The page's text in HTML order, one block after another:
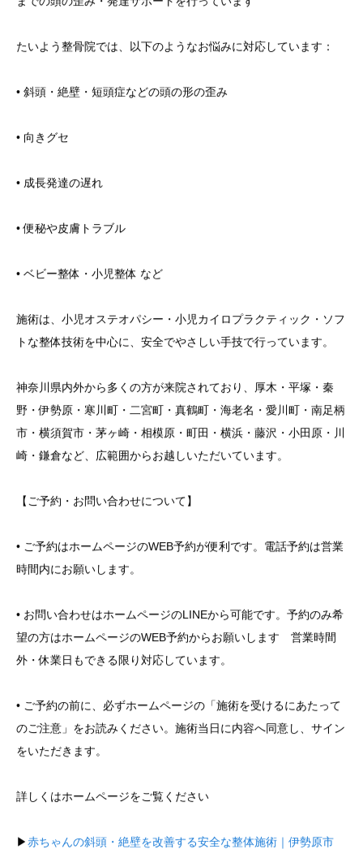
たいよう整骨院では、以下のようなお悩みに対応しています：
• 斜頭・絶壁・短頭症などの頭の形の歪み
• 向きグセ
• 成長発達の遅れ
• 便秘や皮膚トラブル
• ベビー整体・小児整体 など
施術は、小児オステオパシー・小児カイロプラクティック・ソフ
トな整体技術を中心に、安全でやさしい手技で行っています。
神奈川県内外から多くの方が来院されており、厚木・平塚・秦
野・伊勢原・寒川町・二宮町・真鶴町・海老名・愛川町・南足柄
市・横須賀市・茅ヶ崎・相模原・町田・横浜・藤沢・小田原・川
崎・鎌倉など、広範囲からお越しいただいています。
【ご予約・お問い合わせについて】
• ご予約はホームページのWEB予約が便利です。電話予約は営業
時間内にお願いします。
• お問い合わせはホームページのLINEから可能です。予約のみ希
望の方はホームページのWEB予約からお願いします 営業時間
外・休業日もできる限り対応しています。
• ご予約の前に、必ずホームページの「施術を受けるにあたって
のご注意」をお読みください。施術当日に内容へ同意し、サイン
をいただきます。
詳しくはホームページをご覧ください
▶︎赤ちゃんの斜頭・絶壁を改善する安全な整体施術｜伊勢原市